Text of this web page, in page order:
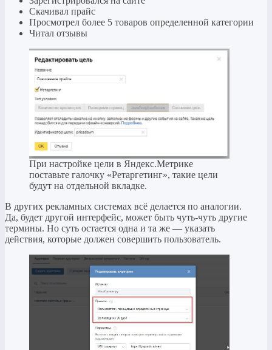
Скачивал прайс
Просмотрел более 5 товаров определенной категории
Читал отзывы
При настройке цели в Яндекс.Метрике
поставьте галочку «Ретаргетинг», такие цели
будут на отдельной вкладке.
В других рекламных системах всё делается по аналогии.
Да, будет другой интерфейс, может быть чуть-чуть другие
термины. Но суть остается одна и та же — указать
действия, которые должен совершить пользователь.